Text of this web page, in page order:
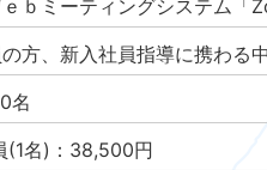
ｂミーティングシステム「
方、新入社員指導に携わる
名
(1名)：38,500円